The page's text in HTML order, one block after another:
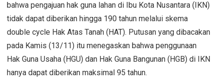
bahwa pengajuan hak guna lahan di Ibu Kota Nusantara (IKN)
tidak dapat diberikan hingga 190 tahun melalui skema
double cycle Hak Atas Tanah (HAT). Putusan yang dibacakan
pada Kamis (13/11) itu menegaskan bahwa penggunaan
Hak Guna Usaha (HGU) dan Hak Guna Bangunan (HGB) di IKN
hanya dapat diberikan maksimal 95 tahun.